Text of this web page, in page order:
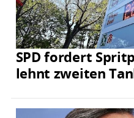
SPD fordert
lehnt zweiten